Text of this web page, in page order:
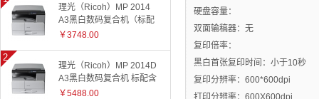
硬盘容量：
双面输稿器：无
复印倍率：
黑白首张复印时间：小于10秒
复印分辨率：600*600dpi
打印分辨率：600X600dpi
理光（Ricoh）MP 2014
A3黑白数码复合机（标配
有线网络+国产工作台）
￥3748.00
理光（Ricoh）MP 2014D
A3黑白数码复合机 标配含
盖板
￥5488.00